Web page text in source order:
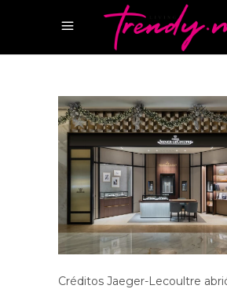
Créditos Jaeger-Lecoultre